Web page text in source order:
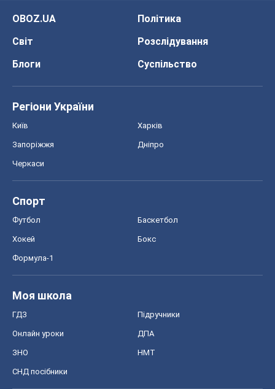
OBOZ.UA
Політика
Світ
Розслідування
Блоги
Суспільство
Регіони України
Київ Харків
Запоріжжя Дніпро
Черкаси
Спорт
Футбол Баскетбол
Хокей Бокс
Формула-1
Моя школа
ГДЗ Підручники
Онлайн уроки ДПА
ЗНО НМТ
СНД посібники